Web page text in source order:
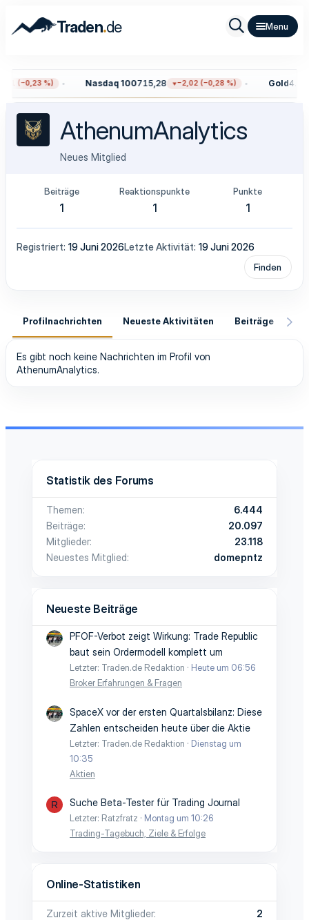
Traden.de
(−0,23 %) Nasdaq 100715,28 −2,02 (−0,28 %) Gold
AthenumAnalytics
Neues Mitglied
Beiträge
1
Reaktionspunkte
1
Punkte
1
Registriert 19 Juni 2026Letzte Aktivität 19 Juni 2026
Finden
Profilnachrichten Neueste Aktivitäten Beiträge
Es gibt noch keine Nachrichten im Profil von
AthenumAnalytics.
Statistik des Forums
Themen
6.444
Beiträge
20.097
Mitglieder
23.118
Neuestes Mitglied
domepntz
Neueste Beiträge
PFOF-Verbot zeigt Wirkung: Trade Republic
baut sein Ordermodell komplett um
Letzter: Traden.de Redaktion
Heute um 06:56
Broker Erfahrungen & Fragen
SpaceX vor der ersten Quartalsbilanz: Diese
Zahlen entscheiden heute über die Aktie
Letzter: Traden.de Redaktion
Dienstag um
10:35
Aktien
R Suche Beta-Tester für Trading Journal
Letzter: Ratzfratz
Montag um 10:26
Trading-Tagebuch, Ziele & Erfolge
Online-Statistiken
Zurzeit aktive Mitglieder
2